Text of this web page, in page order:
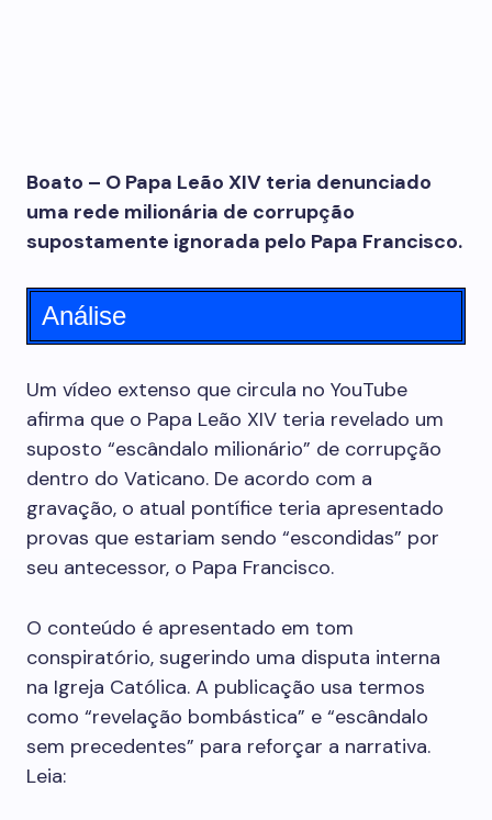
Boato – O Papa Leão XIV teria denunciado
uma rede milionária de corrupção
supostamente ignorada pelo Papa Francisco.
Análise
Um vídeo extenso que circula no YouTube
afirma que o Papa Leão XIV teria revelado um
suposto “escândalo milionário” de corrupção
dentro do Vaticano. De acordo com a
gravação, o atual pontífice teria apresentado
provas que estariam sendo “escondidas” por
seu antecessor, o Papa Francisco.
O conteúdo é apresentado em tom
conspiratório, sugerindo uma disputa interna
na Igreja Católica. A publicação usa termos
como “revelação bombástica” e “escândalo
sem precedentes” para reforçar a narrativa.
Leia: